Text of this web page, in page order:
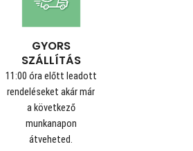
GYORS
SZÁLLÍTÁS
11:00 óra előtt leadott
rendeléseket akár már
a következő
munkanapon
átveheted.